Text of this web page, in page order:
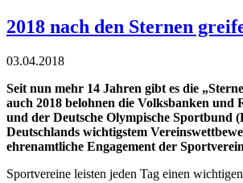
2018 nach den Sternen
03.04.2018
Seit nun mehr 14 Jahren gibt es die
auch 2018 belohnen die Volksbanken und
und der Deutsche Olympische Sportbund
Deutschlands wichtigstem
ehrenamtliche Engagement der
Sportvereine leisten jeden Tag einen